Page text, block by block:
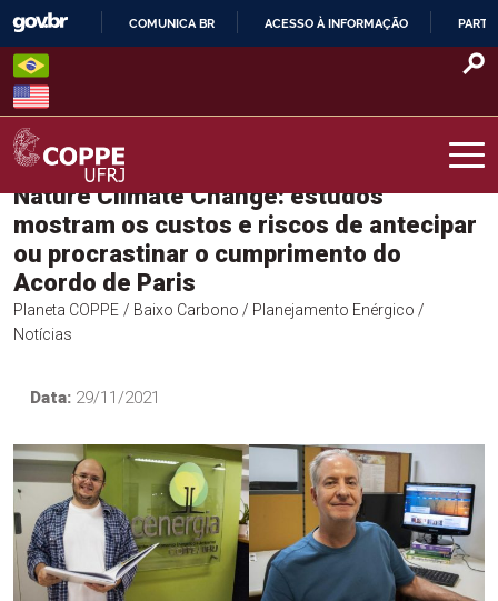
Skip
content
O
COMUNICA BR ACESSO À INFORMAÇÃO
COPPE – UFRJ
Nature Climate Change: estudos
mostram os custos e riscos de antecipar
ou procrastinar o cumprimento do
Acordo de Paris
Planeta COPPE / Baixo Carbono / Planejamento Enérgico /
Notícias
Data: 29/11/2021